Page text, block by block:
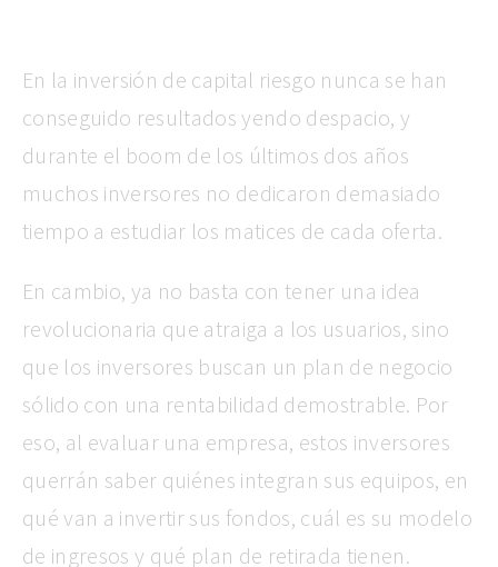
En la inversión de capital riesgo nunca se han
conseguido resultados yendo despacio, y
durante el boom de los últimos dos años
muchos inversores no dedicaron demasiado
tiempo a estudiar los matices de cada oferta.
En cambio, ya no basta con tener una idea
revolucionaria que atraiga a los usuarios, sino
que los inversores buscan un plan de negocio
sólido con una rentabilidad demostrable. Por
eso, al evaluar una empresa, estos inversores
querrán saber quiénes integran sus equipos, en
qué van a invertir sus fondos, cuál es su modelo
de ingresos y qué plan de retirada tienen.